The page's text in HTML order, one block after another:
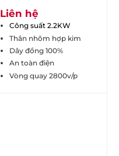
Liên hệ
Công suất 2.2KW
Thân nhôm hợp kim
Dây đồng 100%
An toàn điện
Vòng quay 2800v/p